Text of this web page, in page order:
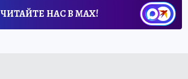
ЧИТАЙТЕ НАС В МАХ!